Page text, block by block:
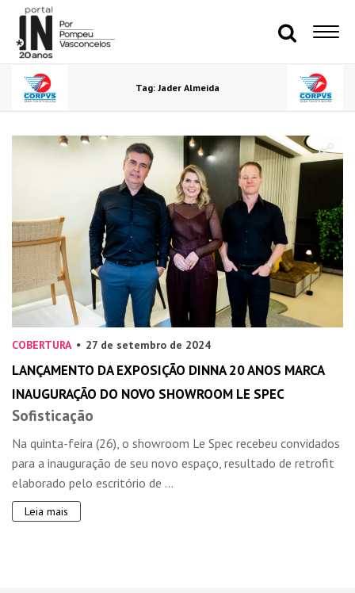
Tag: Jader Almeida
COBERTURA 27 de setembro de 2024
LANÇAMENTO DA EXPOSIÇÃO DINNA 20 ANOS MARCA
INAUGURAÇÃO DO NOVO SHOWROOM LE SPEC
Sofisticação
Na quinta-feira (26), o showroom Le Spec recebeu convidados
para a inauguração de seu novo espaço, resultado de retrofit
elaborado pelo escritório de ...
Leia mais